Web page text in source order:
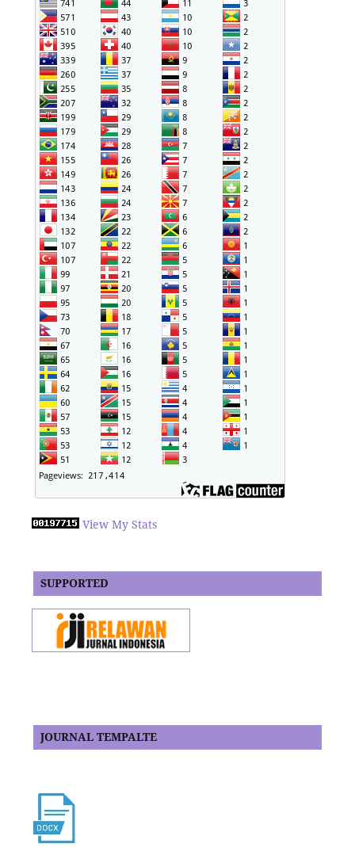
View My Stats
SUPPORTED
JOURNAL TEMPALTE